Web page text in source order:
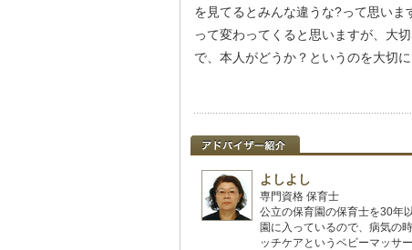
を見てるとみんな違うな?って思い
って変わってくると思いますが、大
で、本人がどうか？というのを大切
よしよし
専門資格 保育士
公立の保育園の保育士を30年
園に入っているので、病気の
ッチケアというベビーマッサ